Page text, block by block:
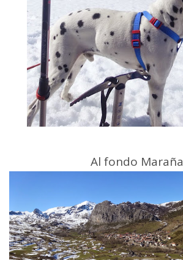
Al fondo Maraña